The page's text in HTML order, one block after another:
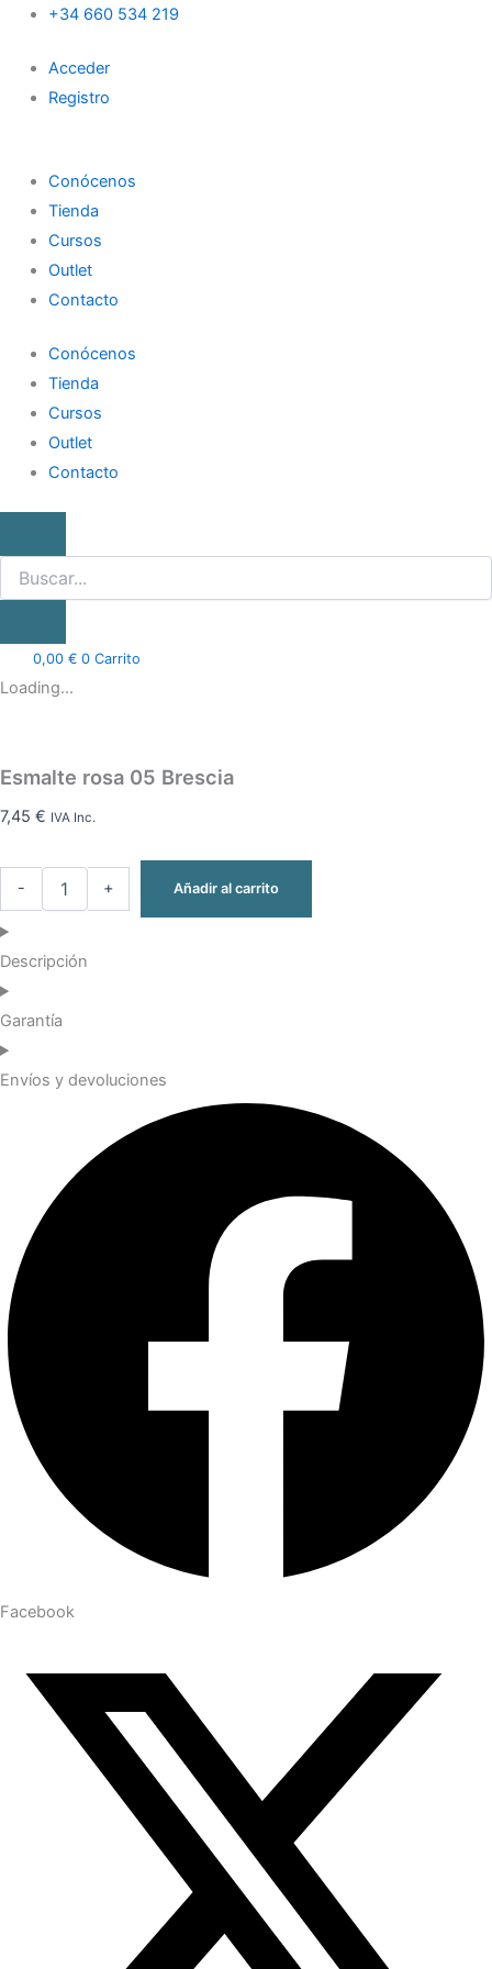
contenido
+34 660 534 219
Acceder
Registro
Conócenos
Tienda
Cursos
Outlet
Contacto
Conócenos
Tienda
Cursos
Outlet
Contacto
Search
0,00 € 0 Carrito
Loading...
Esmalte rosa 05 Brescia
7,45 € IVA Inc.
-
Esmalte
Brescia
cantidad
+ Añadir al carrito
Descripción
Garantía
Envíos y devoluciones
Facebook